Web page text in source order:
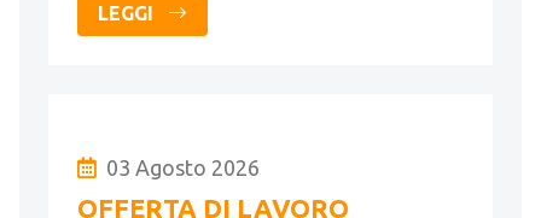
LEGGI
03 Agosto 2026
OFFERTA DI LAVORO